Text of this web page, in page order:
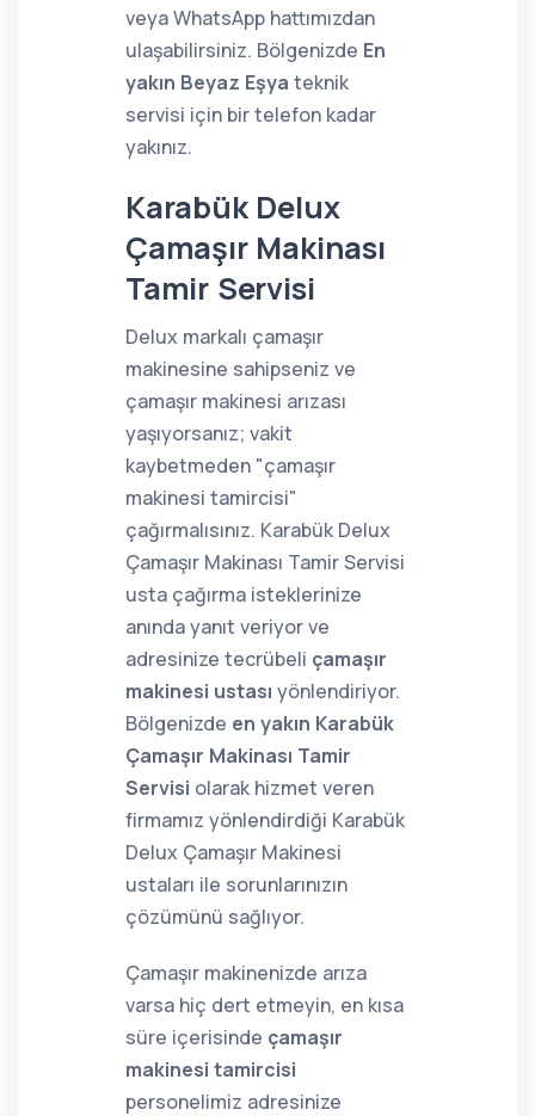
veya WhatsApp hattımızdan
ulaşabilirsiniz. Bölgenizde En
yakın Beyaz Eşya teknik
servisi için bir telefon kadar
yakınız.
Karabük Delux
Çamaşır Makinası
Tamir Servisi
Delux markalı çamaşır
makinesine sahipseniz ve
çamaşır makinesi arızası
yaşıyorsanız; vakit
kaybetmeden "çamaşır
makinesi tamircisi"
çağırmalısınız. Karabük Delux
Çamaşır Makinası Tamir Servisi
usta çağırma isteklerinize
anında yanıt veriyor ve
adresinize tecrübeli çamaşır
makinesi ustası yönlendiriyor.
Bölgenizde en yakın Karabük
Çamaşır Makinası Tamir
Servisi olarak hizmet veren
firmamız yönlendirdiği Karabük
Delux Çamaşır Makinesi
ustaları ile sorunlarınızın
çözümünü sağlıyor.
Çamaşır makinenizde arıza
varsa hiç dert etmeyin, en kısa
süre içerisinde çamaşır
makinesi tamircisi
personelimiz adresinize